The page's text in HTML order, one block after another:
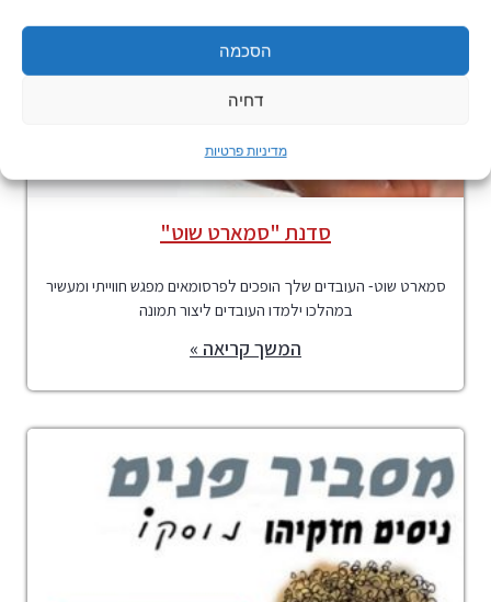
הסכמה
דחיה
מדיניות פרטיות
סדנת "סמארט שוט"
סמארט שוט- העובדים שלך הופכים לפרסומאים מפגש חווייתי ומעשיר
במהלכו ילמדו העובדים ליצור תמונה
המשך קריאה »